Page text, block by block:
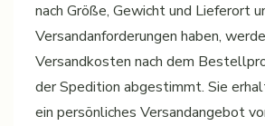
nach Größe, Gewicht und Lieferort
Versandanforderungen haben,
Versandkosten nach dem
der Spedition abgestimmt. Sie
ein persönliches Versandangebot